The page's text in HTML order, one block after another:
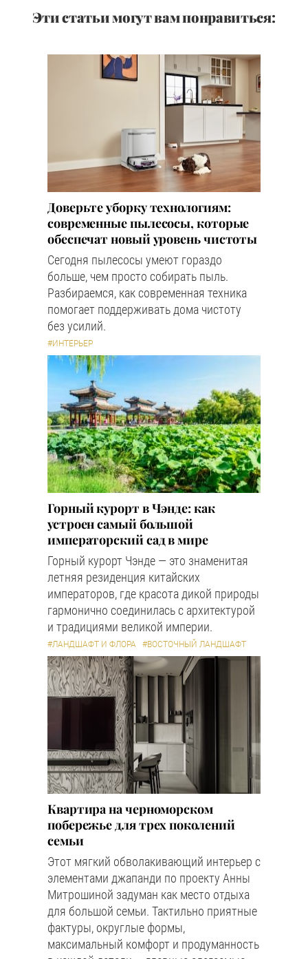
Эти статьи могут вам понравиться:
Доверьте уборку технологиям:
современные пылесосы, которые
обеспечат новый уровень чистоты
Сегодня пылесосы умеют гораздо
больше, чем просто собирать пыль.
Разбираемся, как современная техника
помогает поддерживать дома чистоту
без усилий.
#ИНТЕРЬЕР
Горный курорт в Чэнде: как
устроен самый большой
императорский сад в мире
Горный курорт Чэнде — это знаменитая
летняя резиденция китайских
императоров, где красота дикой природы
гармонично соединилась с архитектурой
и традициями великой империи.
#ЛАНДШАФТ И ФЛОРА #ВОСТОЧНЫЙ ЛАНДШАФТ
Квартира на черноморском
побережье для трех поколений
семьи
Этот мягкий обволакивающий интерьер с
элементами джапанди по проекту Анны
Митрошиной задуман как место отдыха
для большой семьи. Тактильно приятные
фактуры, округлые формы,
максимальный комфорт и продуманность